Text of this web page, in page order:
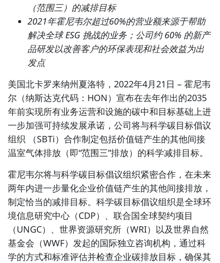
（范围三）的减排目标
2021年霍尼韦尔超过60%的营业额来源于帮助
解决全球 ESG 挑战的业务；公司约 60% 的新产
品研发以改善客户的环保表现和社会效益为出
发点
美国北卡罗来纳州夏洛特，2022年4月21日 – 霍尼韦
尔（纳斯达克代码：HON ）宣布在去年作出的2035
年前实现所有业务运营和设施的碳中和目标基础上进
一步加强可持续发展承诺，公司将与科学碳目标倡议
组织 （SBTi）合作制定包括价值链产生的其他间接
温室气体排放（即“范围三”排放）的科学减排目标。
霍尼韦尔将与科学碳目标倡议组织紧密合作，在未来
两年内进一步量化企业价值链产生的其他间接排放，
制定恰当的减排目标。科学碳目标倡议组织是全球环
境信息研究中心（CDP）、联合国全球契约项目
（UNGC）、世界资源研究所（WRI）以及世界自然
基金会（WWF）发起的国际独立咨询机构，通过科
学的方式和标准评估并检查企业碳排放目标，确保其